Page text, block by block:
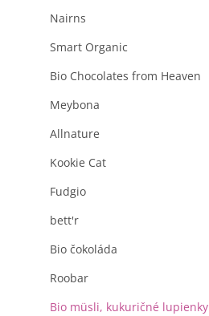
Nairns
Smart Organic
Bio Chocolates from Heaven
Meybona
Allnature
Kookie Cat
Fudgio
bett'r
Bio čokoláda
Roobar
Bio müsli, kukuričné lupienky